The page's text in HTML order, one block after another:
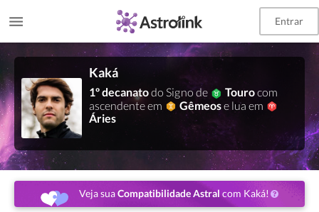
Entrar
Kaká
1º decanatodo Signo de Tourocom
ascendente em
Gêmeose lua em
Áries
Veja suaCompatibilidade Astral com Kaká!